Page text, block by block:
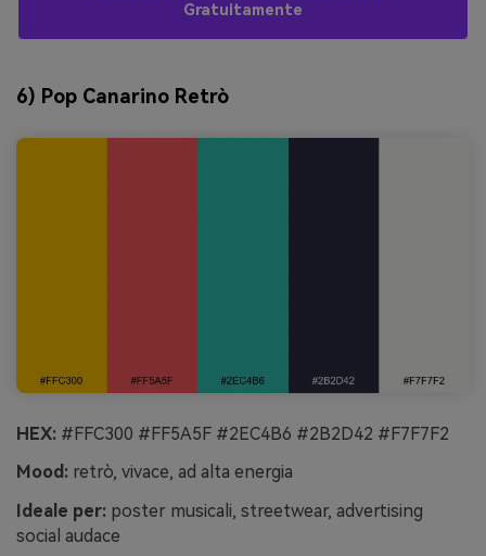
Gratuitamente
6) Pop Canarino Retrò
HEX: #FFC300 #FF5A5F #2EC4B6 #2B2D42 #F7F7F2
Mood: retrò, vivace, ad alta energia
Ideale per: poster musicali, streetwear, advertising
social audace